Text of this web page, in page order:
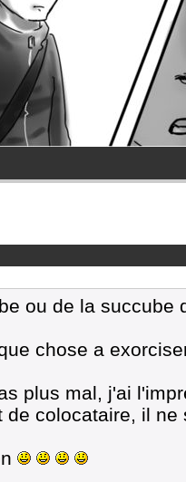
ou de la succube
chose a
plus mal, j'ai
de colocataire, il